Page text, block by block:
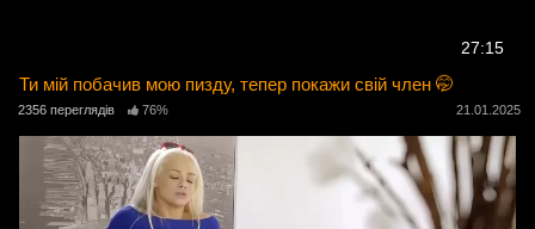
27:15
Ти мій побачив мою пизду, тепер покажи свій член 🤭
2356 переглядів 76% 21.01.2025